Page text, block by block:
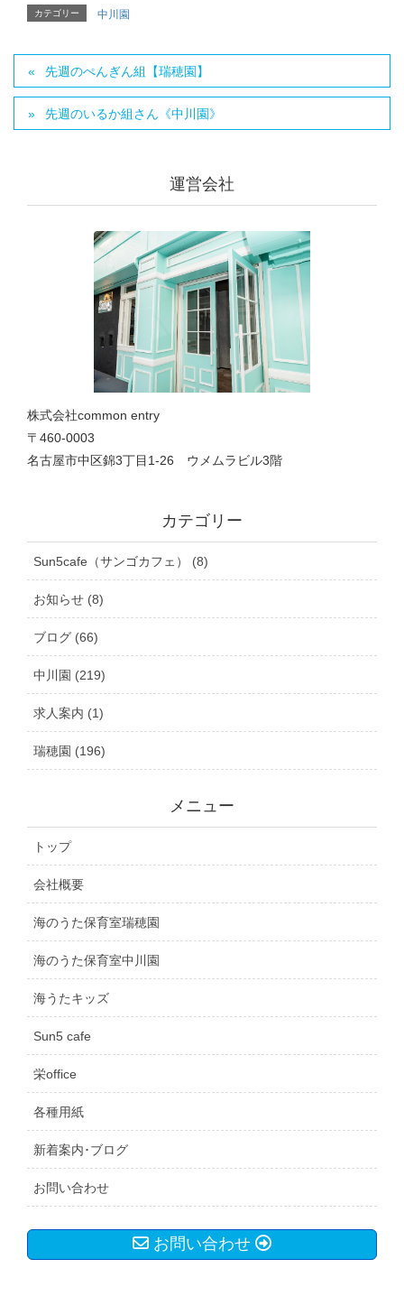
カテゴリー 中川園
先週のぺんぎん組【瑞穂園】
先週のいるか組さん《中川園》
運営会社
株式会社common entry
〒460-0003
名古屋市中区錦3丁目1‐26 ウメムラビル3階
カテゴリー
Sun5cafe（サンゴカフェ） (8)
お知らせ (8)
ブログ (66)
中川園 (219)
求人案内 (1)
瑞穂園 (196)
メニュー
トップ
会社概要
海のうた保育室瑞穂園
海のうた保育室中川園
海うたキッズ
Sun5 cafe
栄office
各種用紙
新着案内･ブログ
お問い合わせ
お問い合わせ